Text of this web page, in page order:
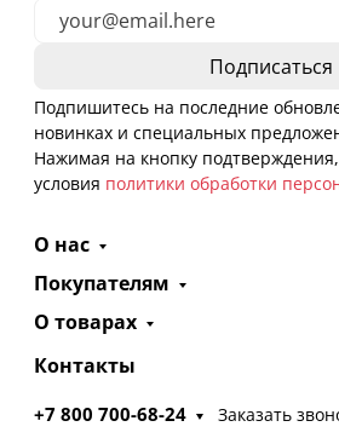
Подпишитесь на последние
новинках и специальных
Нажимая на кнопку
условия политики обработки
О нас
Покупателям
О товарах
Контакты
+7 800 700-68-24 Заказать